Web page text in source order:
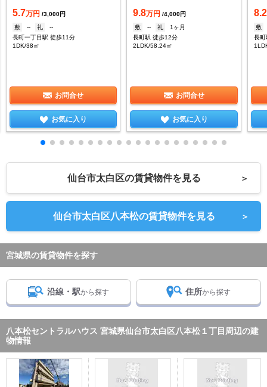
5.7万円 /3,000円
敷
-- 礼
--
長町一丁目駅 徒歩11分
1DK/38㎡
お問合せ
お気に入り
9.8万円 /4,000円
敷
-- 礼
1ヶ月
長町駅 徒歩12分
2LDK/58.24㎡
お問合せ
お気に入り
8.2
敷
長
仙台市太白区の賃貸物件を見る ＞
仙台市太白区八本松の賃貸物件を見る ＞
宮城県の賃貸物件を探す
沿線・駅から探す 住所から探す
八本松セントラルハウス 宮城県仙台市太白区八本松１丁目周辺の建
物情報